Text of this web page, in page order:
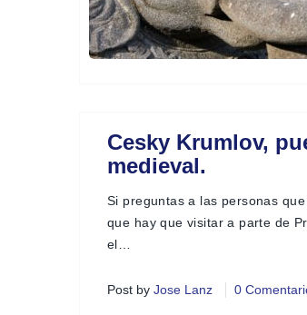
Cesky Krumlov,
medieval.
Si preguntas a las personas
que hay que visitar a parte de
el…
Post by Jose Lanz 0